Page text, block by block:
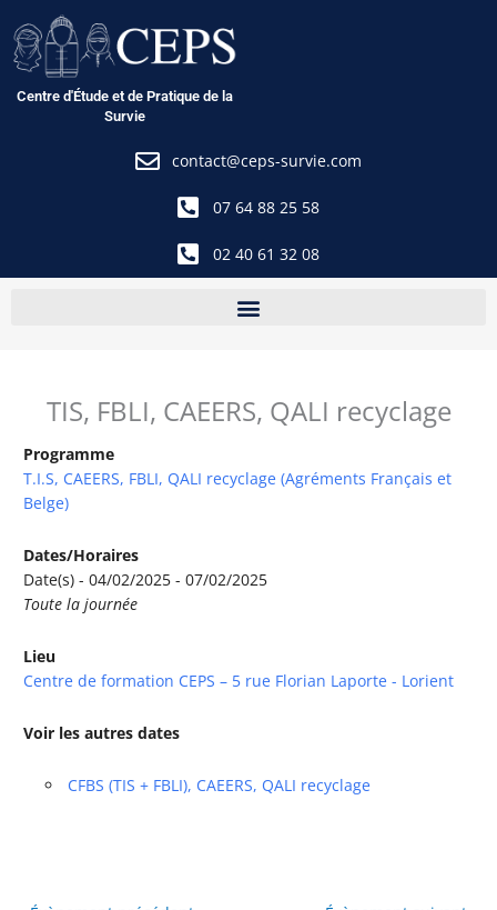
au
contenu
Centre d'Étude et de Pratique de la
Survie
contact@ceps-survie.com
07 64 88 25 58
02 40 61 32 08
TIS, FBLI, CAEERS, QALI recyclage
Programme
T.I.S, CAEERS, FBLI, QALI recyclage (Agréments Français et
Belge)
Dates/Horaires
Date(s) - 04/02/2025 - 07/02/2025
Toute la journée
Lieu
Centre de formation CEPS – 5 rue Florian Laporte - Lorient
Voir les autres dates
CFBS (TIS + FBLI), CAEERS, QALI recyclage